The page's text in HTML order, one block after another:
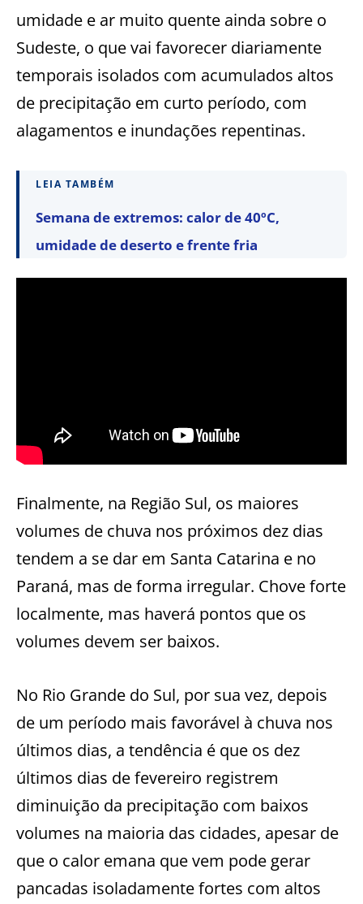
umidade e ar muito quente ainda sobre o
Sudeste, o que vai favorecer diariamente
temporais isolados com acumulados altos
de precipitação em curto período, com
alagamentos e inundações repentinas.
LEIA TAMBÉM
Semana de extremos: calor de 40ºC,
umidade de deserto e frente fria
Finalmente, na Região Sul, os maiores
volumes de chuva nos próximos dez dias
tendem a se dar em Santa Catarina e no
Paraná, mas de forma irregular. Chove forte
localmente, mas haverá pontos que os
volumes devem ser baixos.
No Rio Grande do Sul, por sua vez, depois
de um período mais favorável à chuva nos
últimos dias, a tendência é que os dez
últimos dias de fevereiro registrem
diminuição da precipitação com baixos
volumes na maioria das cidades, apesar de
que o calor emana que vem pode gerar
pancadas isoladamente fortes com altos